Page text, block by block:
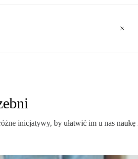
inicjatywy, by ułatwić im u nas naukę